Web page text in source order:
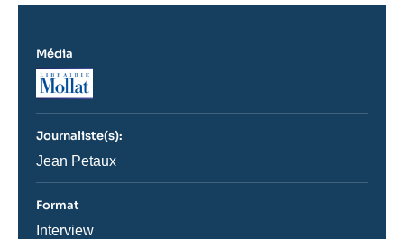
Média
Logo
Journaliste(s):
Journaliste
Jean Petaux
Format
Catégorie
Interview